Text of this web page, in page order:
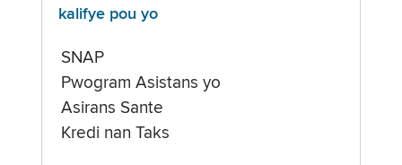
kalifye pou yo
SNAP
Pwogram Asistans yo
Asirans Sante
Kredi nan Taks